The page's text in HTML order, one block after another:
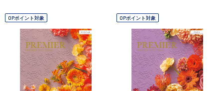
OPポイント対象 OPポイント対象